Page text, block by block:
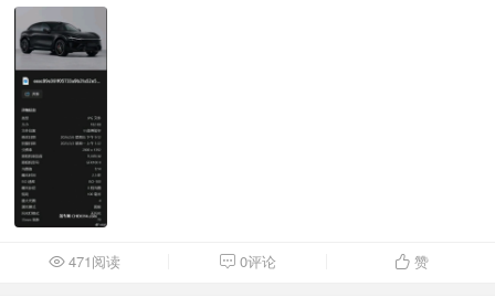
471阅读  0评论  赞